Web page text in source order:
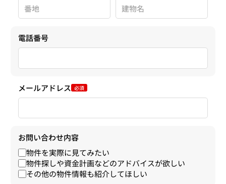
電話番号
メールアドレス 必須
お問い合わせ内容
物件を実際に見てみたい
物件探しや資金計画などのアドバイスが欲しい
その他の物件情報も紹介してほしい